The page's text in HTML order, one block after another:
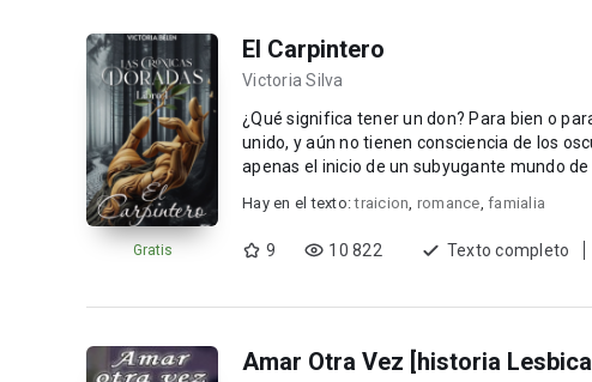
Gratis
El Carpintero
Victoria Silva
¿Qué significa tener un don? Para bien o
unido, y aún no tienen consciencia de los
apenas el inicio de un subyugante mundo
Hay en el texto:traicion, romance, famialia
9 10 822 Texto completo
Amar Otra Vez [historia Lesbica